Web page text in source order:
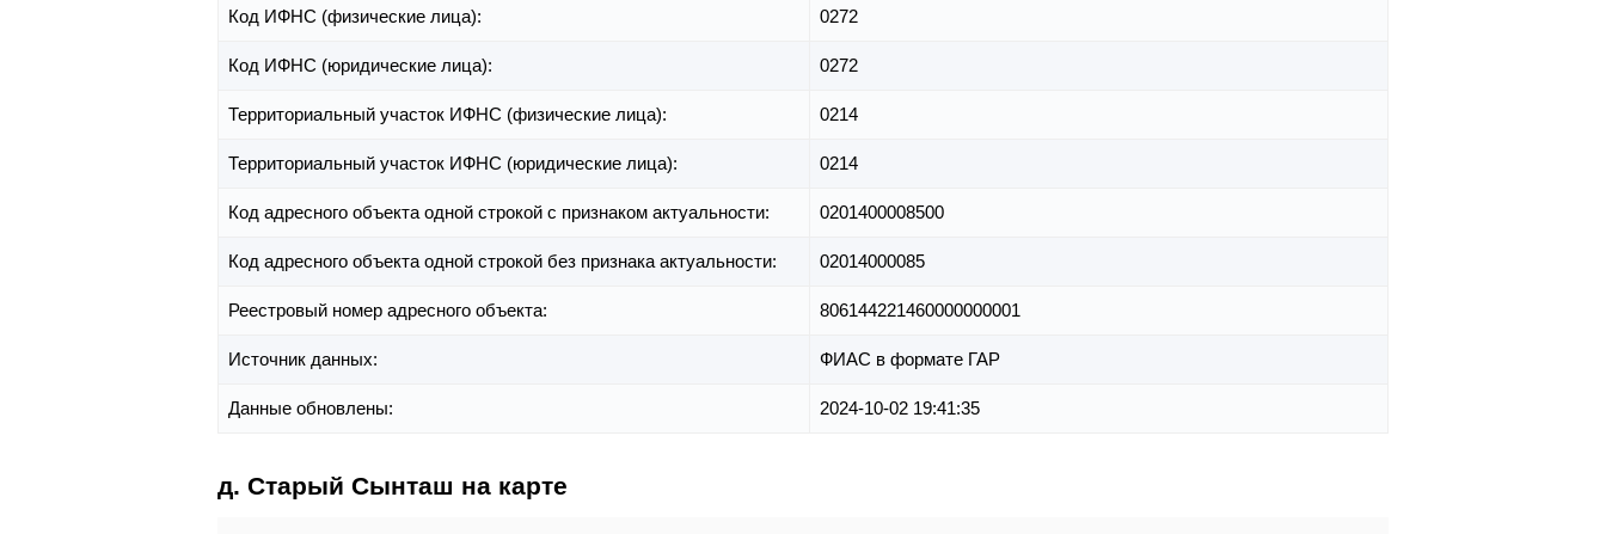
Код ИФНС (физические лица): 0272
Код ИФНС (юридические лица): 0272
Территориальный участок ИФНС (физические лица): 0214
Территориальный участок ИФНС (юридические лица): 0214
Код адресного объекта одной строкой с признаком актуальности: 0201400008500
Код адресного объекта одной строкой без признака актуальности: 02014000085
Реестровый номер адресного объекта: 806144221460000000001
Источник данных: ФИАС в формате ГАР
Данные обновлены: 2024-10-02 19:41:35
д. Старый Сынташ на карте